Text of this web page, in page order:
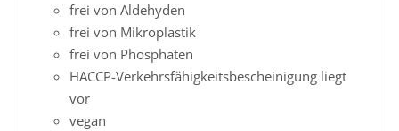
frei von Aldehyden
frei von Mikroplastik
frei von Phosphaten
HACCP-Verkehrs­­fähig­keits­­beschei­nigung liegt
vor
vegan